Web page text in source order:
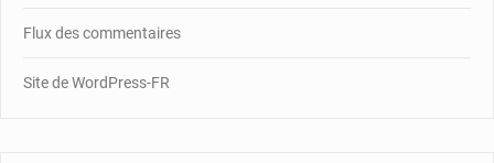
Flux des commentaires
Site de WordPress-FR